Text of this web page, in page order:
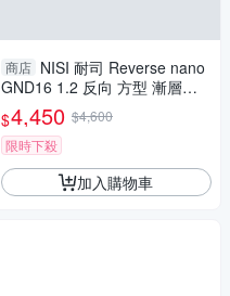
商店 NISI 耐司 Reverse nano
GND16 1.2 反向 方型 漸層鏡 1
00x150mm(減四格)ND16
$4,450 $4,600
限時下殺
加入購物車